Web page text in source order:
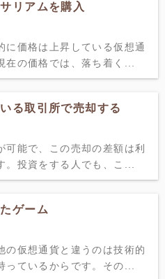
リアムを購入
に価格は上昇している仮想通
在の価格では、落ち着く...
る取引所で売却する
能で、この売却の差額は利
。投資をする人でも、こ...
ゲーム
の仮想通貨と違うのは技術的
っているからです。その...